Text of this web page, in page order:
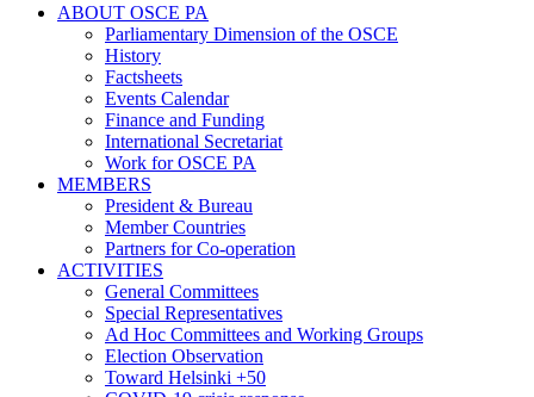
ABOUT OSCE PA
Parliamentary Dimension of the OSCE
History
Factsheets
Events Calendar
Finance and Funding
International Secretariat
Work for OSCE PA
MEMBERS
President & Bureau
Member Countries
Partners for Co-operation
ACTIVITIES
General Committees
Special Representatives
Ad Hoc Committees and Working Groups
Election Observation
Toward Helsinki +50